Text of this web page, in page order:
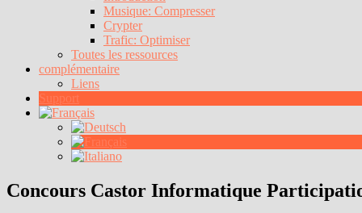
Musique: Compresser
Crypter
Trafic: Optimiser
Toutes les ressources
complémentaire
Liens
Support
Concours Castor Informatique